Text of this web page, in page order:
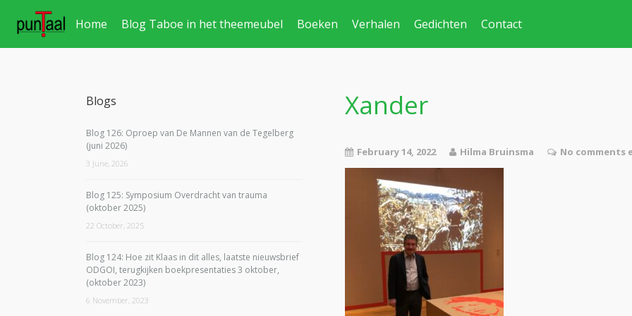
Home Blog Taboe in het theemeubel Boeken Verhalen Gedichten Contact
Xander
February 14, 2022 Hilma Bruinsma No comments
Blogs
Blog 126: Oproep van De Mannen van de Tegelberg
(juni 2026)
3 June, 2026
Blog 125: Symposium Overdracht van trauma
(oktober 2025)
22 October, 2025
Blog 124: Hoe zit Klaas in dit alles, laatste nieuwsbrief
ODGOI, terugkijken boekpresentaties 3 oktober,
(oktober 2023)
6 November, 2023